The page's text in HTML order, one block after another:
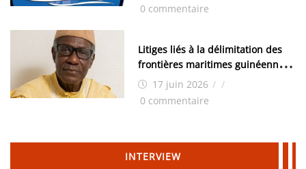
0 commentaire
Litiges liés à la délimitation des
frontières maritimes guinéennes:
Idrissa Chérif écrit au ministre
des Hydrocarbures
17 juin 2026 / /
0 commentaire
INTERVIEW